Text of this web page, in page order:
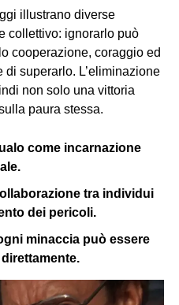
illustrano diverse
collettivo: ignorarlo può
cooperazione, coraggio ed
superarlo. L’eliminazione
non solo una vittoria
paura stessa.
come incarnazione
tra individui
dei pericoli.
minaccia può essere